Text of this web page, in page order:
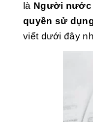
là Người nước
quyền sử
viết dưới đây